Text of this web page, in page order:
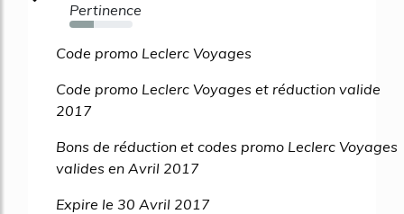
Pertinence
38%
Code promo Leclerc Voyages
Code promo Leclerc Voyages et réduction valide
2017
Bons de réduction et codes promo Leclerc Voyages
valides en Avril 2017
Expire le 30 Avril 2017